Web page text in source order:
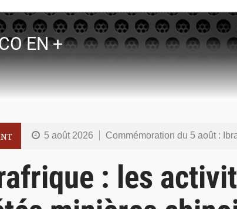
EN +
5 août 2026 Commémoration du 5 août : Ibrahim Traoré appelle à faire de la
4 août 2026 Commémoration du 4 août : Ibrahim Traoré appelle
: les